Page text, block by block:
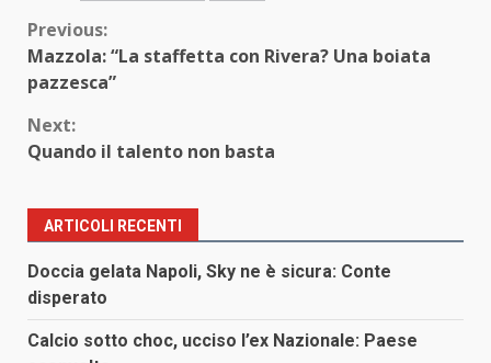
Continue
Reading
Previous:
Mazzola: “La staffetta con Rivera? Una boiata
pazzesca”
Next:
Quando il talento non basta
ARTICOLI RECENTI
Doccia gelata Napoli, Sky ne è sicura: Conte
disperato
Calcio sotto choc, ucciso l’ex Nazionale: Paese